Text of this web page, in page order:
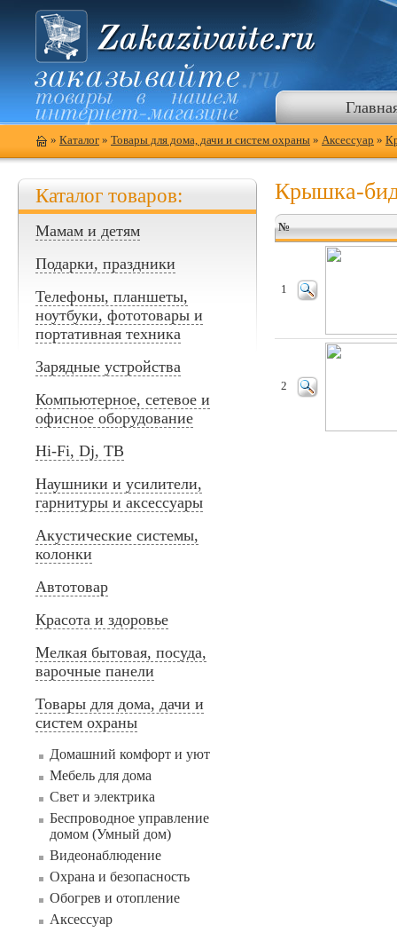
» Каталог » Товары для дома, дачи и систем охраны » Аксессуар »
Каталог товаров:
Мамам и детям
Подарки, праздники
Телефоны, планшеты,
ноутбуки, фототовары и
портативная техника
Зарядные устройства
Компьютерное, сетевое и
офисное оборудование
Hi-Fi, Dj, ТВ
Наушники и усилители,
гарнитуры и аксессуары
Акустические системы,
колонки
Автотовар
Красота и здоровье
Мелкая бытовая, посуда,
варочные панели
Товары для дома, дачи и
систем охраны
Домашний комфорт и уют
Мебель для дома
Свет и электрика
Беспроводное управление
домом (Умный дом)
Видеонаблюдение
Охрана и безопасность
Обогрев и отопление
Аксессуар
Крышка-
№
1
2